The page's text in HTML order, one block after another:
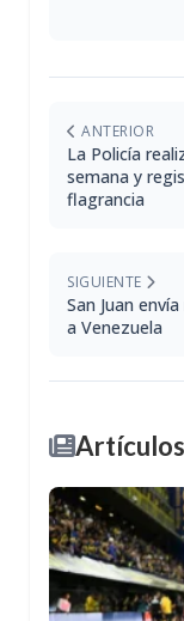
ANTERIOR
La Policía
semana y
flagrancia
SIGUIENTE
San Juan
a Venezuela